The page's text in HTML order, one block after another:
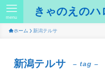
きゃのえのハ
menu
ホーム 新潟テルサ
新潟テルサ – tag –